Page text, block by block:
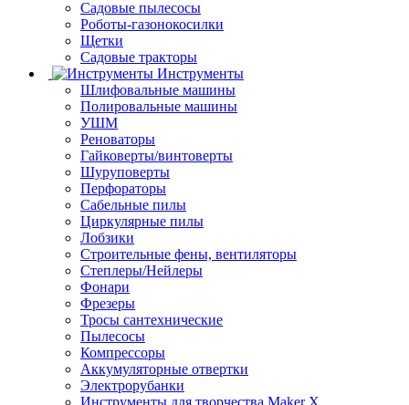
Садовые пылесосы
Роботы-газонокосилки
Щетки
Садовые тракторы
Инструменты
Шлифовальные машины
Полировальные машины
УШМ
Реноваторы
Гайковерты/винтоверты
Шуруповерты
Перфораторы
Сабельные пилы
Циркулярные пилы
Лобзики
Строительные фены, вентиляторы
Степлеры/Нейлеры
Фонари
Фрезеры
Тросы сантехнические
Пылесосы
Компрессоры
Аккумуляторные отвертки
Электрорубанки